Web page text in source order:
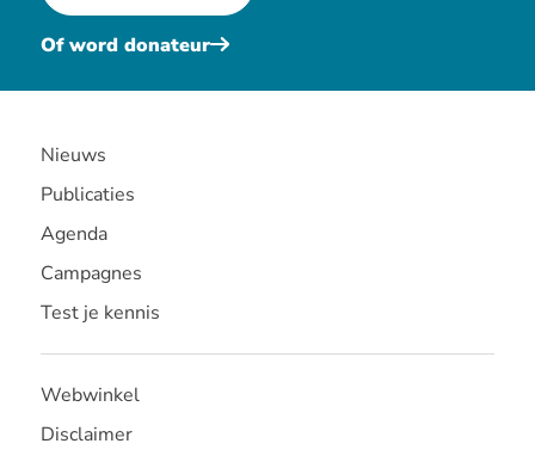
Of word donateur
Nieuws
Publicaties
Agenda
Campagnes
Test je kennis
Webwinkel
Disclaimer